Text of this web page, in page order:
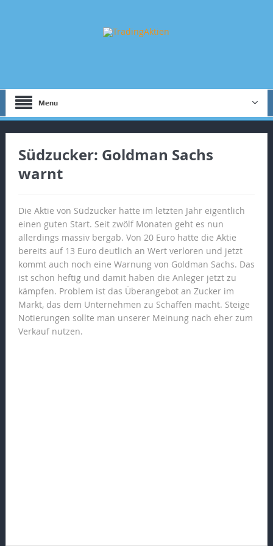
Menu
Südzucker: Goldman Sachs
warnt
Die Aktie von Südzucker hatte im letzten Jahr eigentlich
einen guten Start. Seit zwölf Monaten geht es nun
allerdings massiv bergab. Von 20 Euro hatte die Aktie
bereits auf 13 Euro deutlich an Wert verloren und jetzt
kommt auch noch eine Warnung von Goldman Sachs. Das
ist schon heftig und damit haben die Anleger jetzt zu
kämpfen. Problem ist das Überangebot an Zucker im
Markt, das dem Unternehmen zu Schaffen macht. Steige
Notierungen sollte man unserer Meinung nach eher zum
Verkauf nutzen.